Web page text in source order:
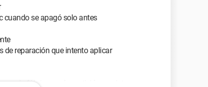
cuando se apagó solo antes
de reparación que intento aplicar
de fábrica por la partición prevista